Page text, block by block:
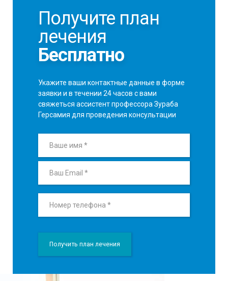
Получите план
лечения
Бесплатно
Укажите ваши контактные данные в форме
заявки и в течении 24 часов с вами
свяжеться ассистент профессора Зураба
Герсамия для проведения консультации